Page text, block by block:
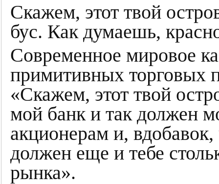
Скажем, этот твой
бус. Как думаешь,
Современное мировое
примитивных торговых
«Скажем, этот твой
мой банк и так должен
акционерам и,
должен еще и тебе
рынка».